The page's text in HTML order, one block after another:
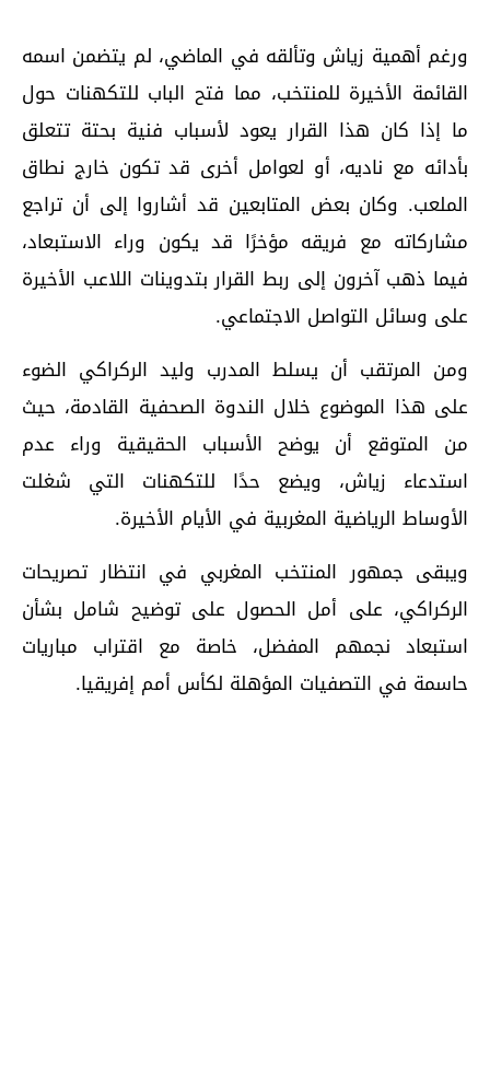
ورغم أهمية زياش وتألقه في الماضي، لم يتضمن اسمه
القائمة الأخيرة للمنتخب، مما فتح الباب للتكهنات حول
ما إذا كان هذا القرار يعود لأسباب فنية بحتة تتعلق
بأدائه مع ناديه، أو لعوامل أخرى قد تكون خارج نطاق
الملعب. وكان بعض المتابعين قد أشاروا إلى أن تراجع
مشاركاته مع فريقه مؤخرًا قد يكون وراء الاستبعاد،
فيما ذهب آخرون إلى ربط القرار بتدوينات اللاعب الأخيرة
على وسائل التواصل الاجتماعي.
ومن المرتقب أن يسلط المدرب وليد الركراكي الضوء
على هذا الموضوع خلال الندوة الصحفية القادمة، حيث
من المتوقع أن يوضح الأسباب الحقيقية وراء عدم
استدعاء زياش، ويضع حدًا للتكهنات التي شغلت
الأوساط الرياضية المغربية في الأيام الأخيرة.
ويبقى جمهور المنتخب المغربي في انتظار تصريحات
الركراكي، على أمل الحصول على توضيح شامل بشأن
استبعاد نجمهم المفضل، خاصة مع اقتراب مباريات
حاسمة في التصفيات المؤهلة لكأس أمم إفريقيا.